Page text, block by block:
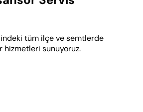
tüm ilçe ve semtlerde
hizmetleri sunuyoruz.